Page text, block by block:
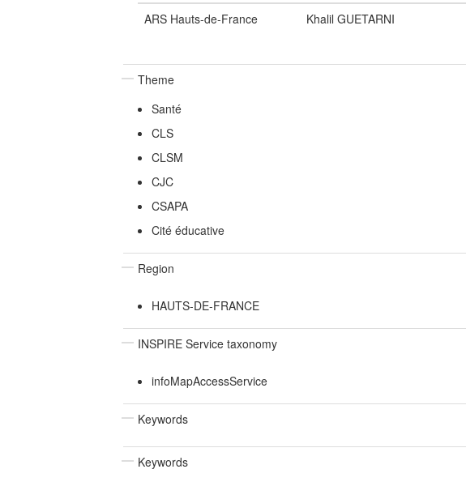
ARS Hauts-de-France
Khalil GUETARNI
Theme
Santé
CLS
CLSM
CJC
CSAPA
Cité éducative
Region
HAUTS-DE-FRANCE
INSPIRE Service taxonomy
infoMapAccessService
Keywords
Keywords